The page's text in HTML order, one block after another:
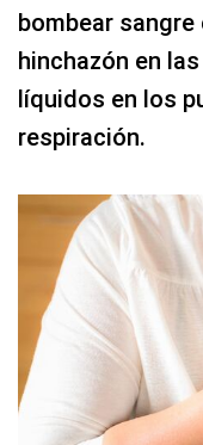
bombear
hinchazón en
líquidos en los
respiración.